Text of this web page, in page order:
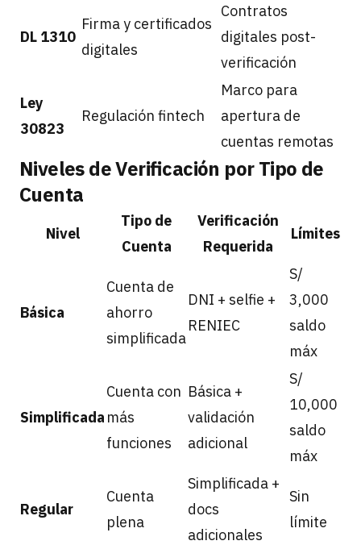
DL 1310
Firma y certificados
digitales
Contratos
digitales post-
verificación
Ley
30823
Regulación fintech
Marco para
apertura de
cuentas remotas
Niveles de Verificación por Tipo de
Cuenta
Nivel
Tipo de
Cuenta
Verificación
Requerida
Límites
Básica
Cuenta de
ahorro
simplificada
DNI + selfie +
RENIEC
S/
3,000
saldo
máx
Simplificada
Cuenta con
más
funciones
Básica +
validación
adicional
S/
10,000
saldo
máx
Regular
Cuenta
plena
Simplificada +
docs
adicionales
Sin
límite